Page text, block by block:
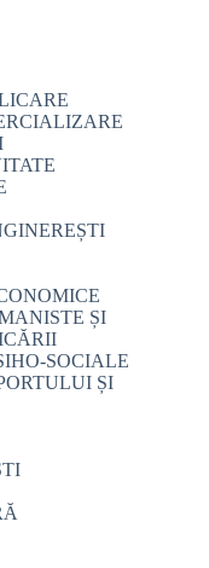
ȘI
SOCIALE
ȘI